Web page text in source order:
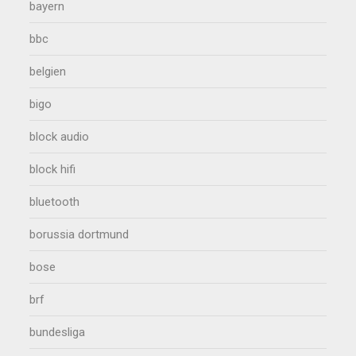
bayern
bbc
belgien
bigo
block audio
block hifi
bluetooth
borussia dortmund
bose
brf
bundesliga